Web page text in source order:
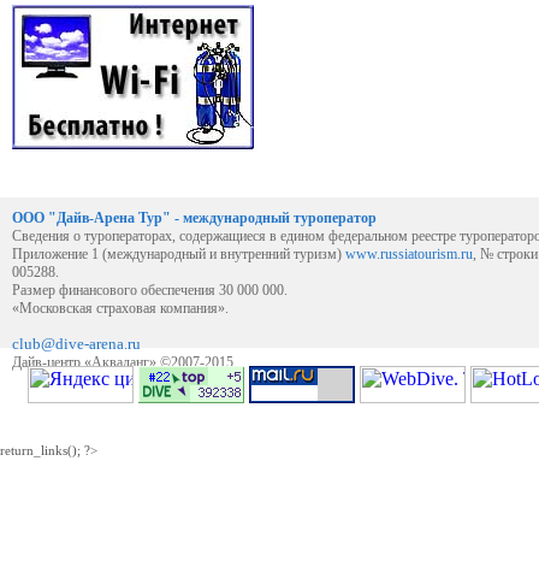
ООО "Дайв-Арена Тур" - международный туроператор
Сведения о туроператорах, содержащиеся в едином федеральном реестре
Приложение 1 (международный и внутренний туризм) www.russiatourism.ru, №
005288.
Размер финансового обеспечения 30 000 000.
«Московская страховая компания».
club@dive-arena.ru
Дайв-центр «Акваланг» ©2007-2015
return_links(); ?>